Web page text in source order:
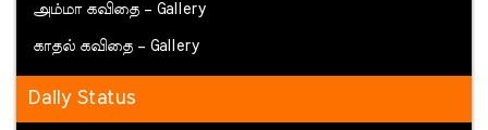
அம்மா கவிதை – Gallery
காதல் கவிதை – Gallery
Daily Status